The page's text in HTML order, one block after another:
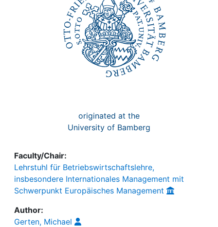
originated at the
University of Bamberg
Faculty/Chair:
Lehrstuhl für Betriebswirtschaftslehre,
insbesondere Internationales Management mit
Schwerpunkt Europäisches Management
Author:
Gerten, Michael